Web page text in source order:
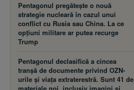
Pentagonul pregătește o nouă
strategie nucleară în cazul unui
conflict cu Rusia sau China. La ce
opțiuni militare ar putea recurge
Trump
Pentagonul declasifică a cincea
tranșă de documente privind OZN-
urile și viața extraterestră. Sunt 41 de